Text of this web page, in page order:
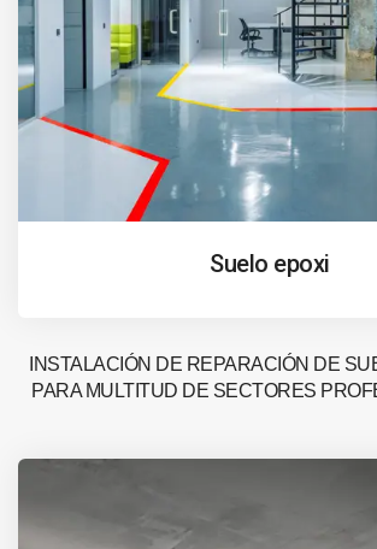
Suelo epoxi
INSTALACIÓN DE REPARACIÓN DE
PARA MULTITUD DE SECTORES